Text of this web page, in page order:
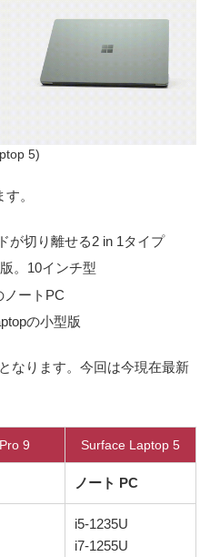
5)
。
が切り離せる2 in 1タイプ
。10インチ型
ートPC
の小型版
なります。今回は今現在最新
9 Surface Laptop 5
ノート PC
i5-1235U
i7-1255U